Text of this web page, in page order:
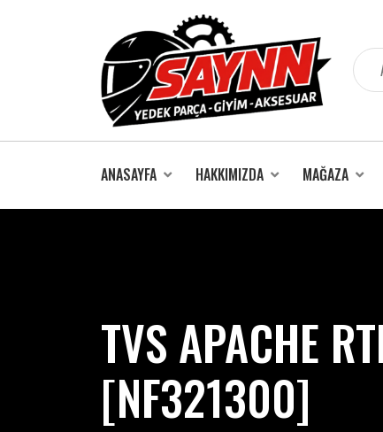
ANASAYFA HAKKIMIZDA MAĞAZA
TVS APACHE
[NF321300]